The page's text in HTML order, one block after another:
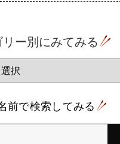
ー別にみてみる
前で検索してみる